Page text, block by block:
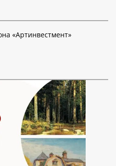
«Артинвестмент»